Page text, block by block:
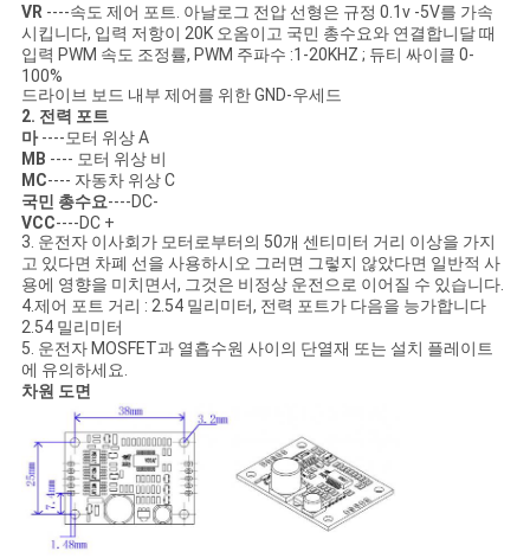
VR ----속도 제어 포트. 아날로그 전압 선형은 규정 0.1v -5V를 가속
시킵니다, 입력 저항이 20K 오옴이고 국민 총수요와 연결합니달 때
입력 PWM 속도 조정률, PWM 주파수 :1-20KHZ ; 듀티 싸이클 0-
100%
드라이브 보드 내부 제어를 위한 GND-우세드
2. 전력 포트
마----모터 위상 A
MB ---- 모터 위상 비
MC---- 자동차 위상 C
국민 총수요----DC-
VCC----DC +
3. 운전자 이사회가 모터로부터의 50개 센티미터 거리 이상을 가지
고 있다면 차폐 선을 사용하시오 그러면 그렇지 않았다면 일반적 사
용에 영향을 미치면서, 그것은 비정상 운전으로 이어질 수 있습니다.
4.제어 포트 거리 : 2.54 밀리미터, 전력 포트가 다음을 능가합니다
2.54 밀리미터
5. 운전자 MOSFET과 열흡수원 사이의 단열재 또는 설치 플레이트
에 유의하세요.
차원 도면